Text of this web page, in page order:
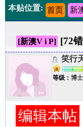
本贴位置: 首页 新
[新澳V i P] [72
笑行
等级： 博士
编辑本帖